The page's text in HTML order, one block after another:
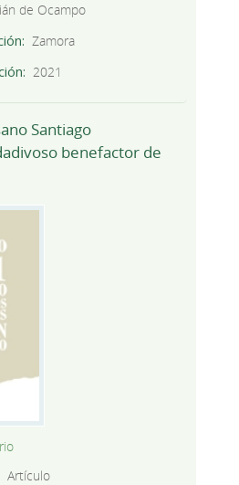
de Ocampo
Zamora
2021
Santiago
benefactor de
Artículo